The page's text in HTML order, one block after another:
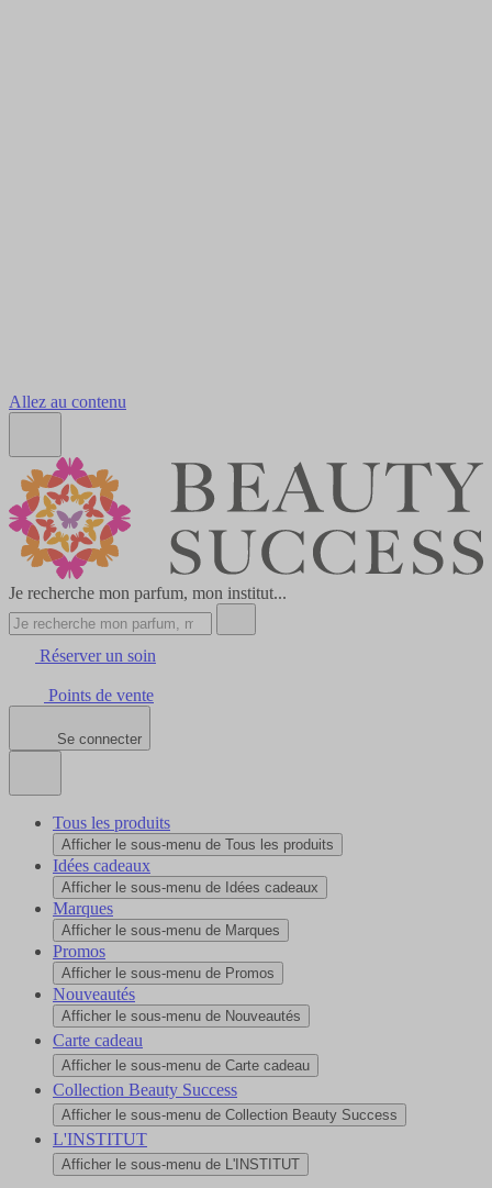
Allez au contenu
Je recherche mon parfum, mon institut...
Réserver un soin
Points de vente
Se connecter
Tous les produits
Afficher le sous-menu de Tous les produits
Idées cadeaux
Afficher le sous-menu de Idées cadeaux
Marques
Afficher le sous-menu de Marques
Promos
Afficher le sous-menu de Promos
Nouveautés
Afficher le sous-menu de Nouveautés
Carte cadeau
Afficher le sous-menu de Carte cadeau
Collection Beauty Success
Afficher le sous-menu de Collection Beauty Success
L'INSTITUT
Afficher le sous-menu de L'INSTITUT